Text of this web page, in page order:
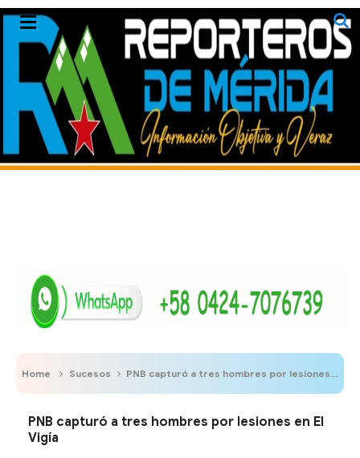
Home Sucesos PNB capturó a tres hombres por lesiones en El Vigía
PNB capturó a tres hombres por lesiones en El
Vigía